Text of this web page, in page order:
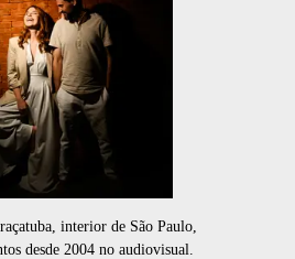
interior de São Paulo,
desde 2004 no audiovisual.